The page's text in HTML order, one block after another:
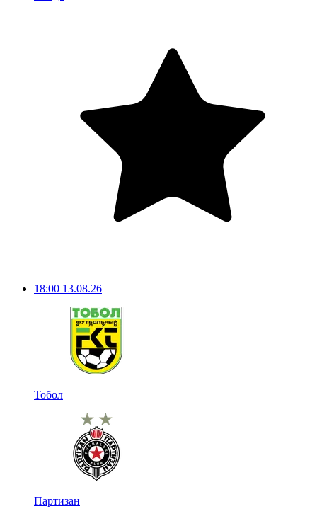
18:00 13.08.26
Тобол
Партизан